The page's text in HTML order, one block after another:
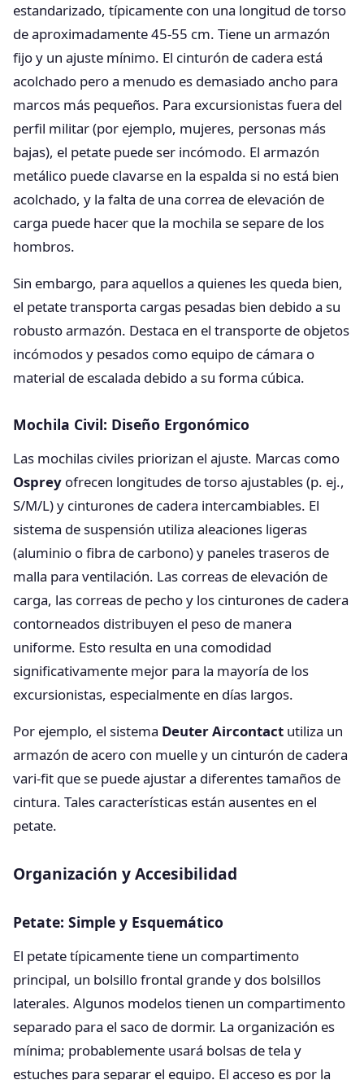
estandarizado, típicamente con una longitud de torso
de aproximadamente 45-55 cm. Tiene un armazón
fijo y un ajuste mínimo. El cinturón de cadera está
acolchado pero a menudo es demasiado ancho para
marcos más pequeños. Para excursionistas fuera del
perfil militar (por ejemplo, mujeres, personas más
bajas), el petate puede ser incómodo. El armazón
metálico puede clavarse en la espalda si no está bien
acolchado, y la falta de una correa de elevación de
carga puede hacer que la mochila se separe de los
hombros.
Sin embargo, para aquellos a quienes les queda bien,
el petate transporta cargas pesadas bien debido a su
robusto armazón. Destaca en el transporte de objetos
incómodos y pesados como equipo de cámara o
material de escalada debido a su forma cúbica.
Mochila Civil: Diseño Ergonómico
Las mochilas civiles priorizan el ajuste. Marcas como
Osprey ofrecen longitudes de torso ajustables (p. ej.,
S/M/L) y cinturones de cadera intercambiables. El
sistema de suspensión utiliza aleaciones ligeras
(aluminio o fibra de carbono) y paneles traseros de
malla para ventilación. Las correas de elevación de
carga, las correas de pecho y los cinturones de cadera
contorneados distribuyen el peso de manera
uniforme. Esto resulta en una comodidad
significativamente mejor para la mayoría de los
excursionistas, especialmente en días largos.
Por ejemplo, el sistema Deuter Aircontact utiliza un
armazón de acero con muelle y un cinturón de cadera
vari-fit que se puede ajustar a diferentes tamaños de
cintura. Tales características están ausentes en el
petate.
Organización y Accesibilidad
Petate: Simple y Esquemático
El petate típicamente tiene un compartimento
principal, un bolsillo frontal grande y dos bolsillos
laterales. Algunos modelos tienen un compartimento
separado para el saco de dormir. La organización es
mínima; probablemente usará bolsas de tela y
estuches para separar el equipo. El acceso es por la